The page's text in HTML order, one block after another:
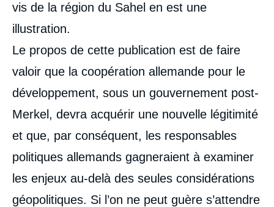
vis de la région du Sahel en est une
illustration.
Le propos de cette publication est de faire
valoir que la coopération allemande pour le
développement, sous un gouvernement post-
Merkel, devra acquérir une nouvelle légitimité
et que, par conséquent, les responsables
politiques allemands gagneraient à examiner
les enjeux au-delà des seules considérations
géopolitiques. Si l’on ne peut guère s’attendre